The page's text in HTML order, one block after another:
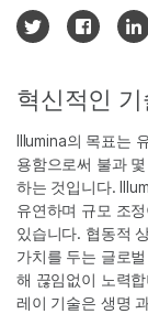
혁신적인 기
Illumina의 목표는
용함으로써 불과
하는 것입니다.
유연하며 규모 조
있습니다. 협동적
가치를 두는 글로
해 끊임없이 노력
레이 기술은 생명